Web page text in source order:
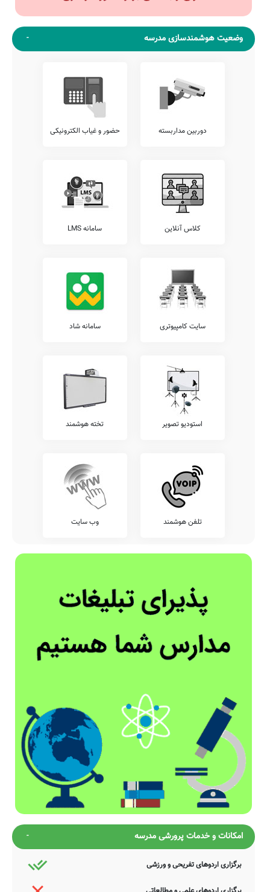
وضعیت هوشمندسازی مدرسه
دوربین مداربسته حضور و غیاب الکترونیکی
کلاس آنلاین سامانه LMS
سایت کامپیوتری سامانه شاد
استودیو تصویر تخته هوشمند
تلفن هوشمند وب سایت
امکانات و خدمات پرورشی مدرسه
برگزاری اردوهای تفریحی و ورزشی